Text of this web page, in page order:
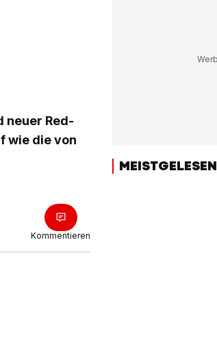
neuer Red-
wie die von
Kommentieren
MEISTGELESEN